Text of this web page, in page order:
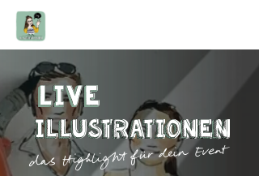
das Highlight für dein Event
Live
Live
IllustratioNen
IllustratioNen
IllustratioNen
Live